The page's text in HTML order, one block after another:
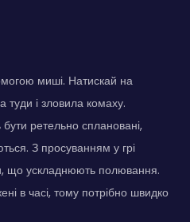
миші. Натискай на
туди і зловила комаху.
ретельно сплановані,
З просуванням у грі
що ускладнюють полювання.
в часі, тому потрібно швидко